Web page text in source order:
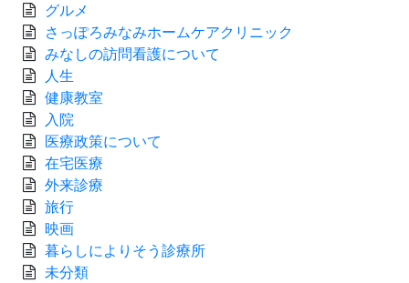
グルメ
さっぽろみなみホームケアクリニック
みなしの訪問看護について
人生
健康教室
入院
医療政策について
在宅医療
外来診療
旅行
映画
暮らしによりそう診療所
未分類